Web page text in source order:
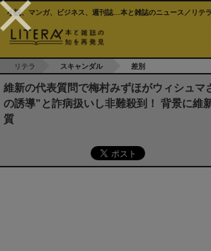
小説、マンガ、ビジネス、週刊誌…本と雑誌のニュース／リテラ
リテラ スキャンダル 差別
維新の代表質問で梅村みずほがウィシュマ
の誘導”と詐病扱いし非難殺到！ 背景に維
質